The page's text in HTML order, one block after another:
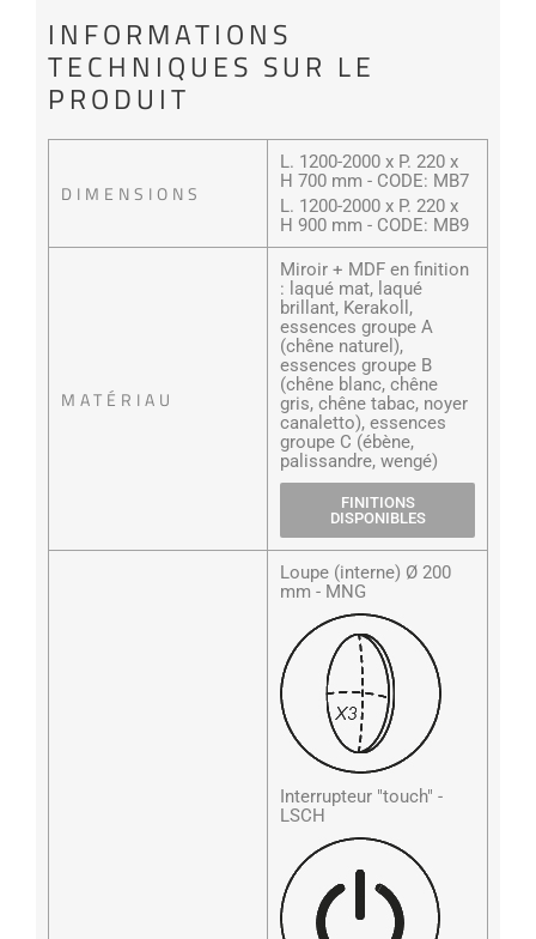
INFORMATIONS
TECHNIQUES SUR LE
PRODUIT
DIMENSIONS
L. 1200-2000 x P. 220 x
H 700 mm - CODE: MB7
L. 1200-2000 x P. 220 x
H 900 mm - CODE: MB9
MATÉRIAU
Miroir + MDF en finition
: laqué mat, laqué
brillant, Kerakoll,
essences groupe A
(chêne naturel),
essences groupe B
(chêne blanc, chêne
gris, chêne tabac, noyer
canaletto), essences
groupe C (ébène,
palissandre, wengé)
FINITIONS
DISPONIBLES
Loupe (interne) Ø 200
mm - MNG
Interrupteur "touch" -
LSCH